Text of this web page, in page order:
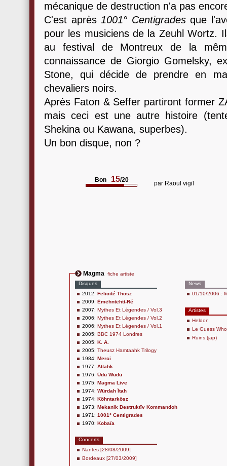
mécanique de destruction n'a pas
C'est après 1001° Centigradesque
pour les musiciens de la Zeuhl Wortz.
au festival de Montreux de la
connaissance de Giorgio Gomelsky,
Stone, qui décide de prendre en
chevaliers noirs.
Après Faton & Seffer partiront former
mais ceci est une autre histoire
Shekina ou Kawana, superbes).
Un bon disque, non ?
Bon 15/20 par Raoul vigil
Magma fiche artiste
Disques
2012: Felicité Thosz
2009: Ëmëhntëhtt-Ré
2007: Mythes Et Légendes / Vol.3
2006: Mythes Et Légendes / Vol.2
2006: Mythes Et Légendes / Vol.1
2005: BBC 1974 Londres
2005: K. A.
2005: Theusz Hamtaahk Trilogy
1984: Merci
1977: Attahk
1976: Üdü Wüdü
1975: Magma Live
1974: Würdah Ïtah
1974: Köhntarkösz
1973: Mekanik Destruktïv Kommandoh
1971: 1001° Centigrades
1970: Kobaïa
Concerts
Nantes [28/08/2009]
Bordeaux [27/03/2009]
News
01/10/2006 :
Artistes
Heldon
Le Guess
Ruins (jap)